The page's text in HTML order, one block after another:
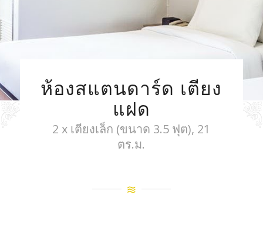
ห้องสแตนดาร์ด เตียง
แฝด
2 x เตียงเล็ก (ขนาด 3.5 ฟุต), 21
ตร.ม.